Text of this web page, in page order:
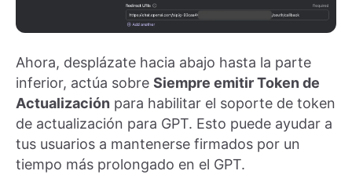
Ahora, desplázate hacia abajo hasta la parte
inferior, actúa sobre Siempre emitir Token de
Actualización para habilitar el soporte de token
de actualización para GPT. Esto puede ayudar a
tus usuarios a mantenerse firmados por un
tiempo más prolongado en el GPT.